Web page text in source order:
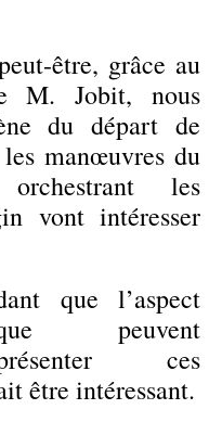
être, grâce au
M. Jobit, nous
du départ de
manœuvres du
les
vont intéresser
que l’aspect
peuvent
ces
être intéressant.